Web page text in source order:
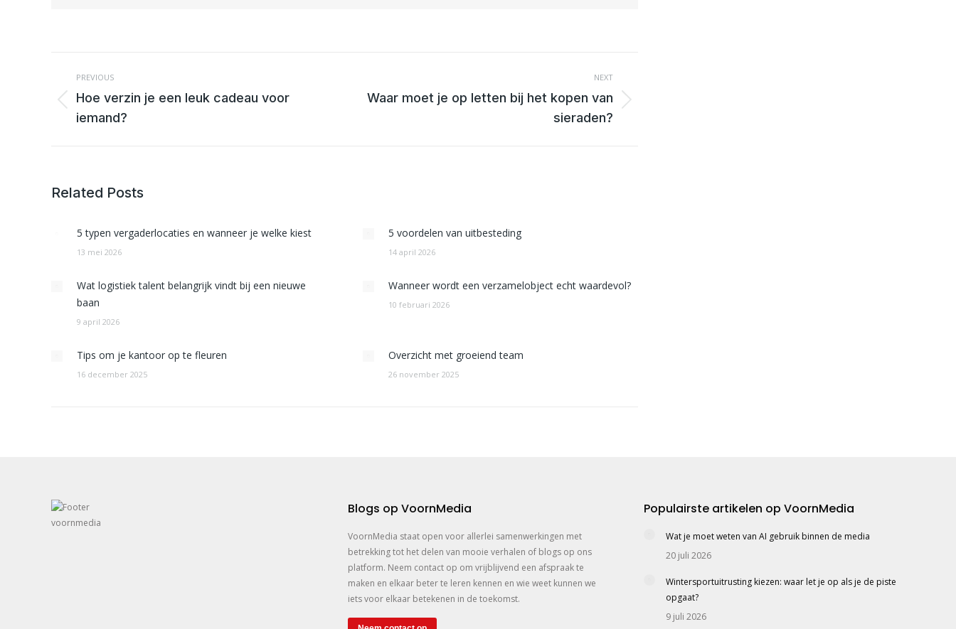
NAVIGATION
PREVIOUS
Previous
post:
Hoe verzin je een leuk cadeau voor
iemand?
NEXT
Next
Waar moet je op letten bij het kopen van
sieraden?
Related Posts
5 typen vergaderlocaties en wanneer je welke kiest
13 mei 2026
5 voordelen van uitbesteding
14 april 2026
Wat logistiek talent belangrijk vindt bij een nieuwe
baan
9 april 2026
Wanneer wordt een verzamelobject echt waardevol?
10 februari 2026
Tips om je kantoor op te fleuren
16 december 2025
Overzicht met groeiend team
26 november 2025
Blogs op VoornMedia
VoornMedia staat open voor allerlei samenwerkingen met
betrekking tot het delen van mooie verhalen of blogs op ons
platform. Neem contact op om vrijblijvend een afspraak te
maken en elkaar beter te leren kennen en wie weet kunnen we
iets voor elkaar betekenen in de toekomst.
Populairste artikelen op VoornMedia
Wat je moet weten van AI gebruik binnen de media
20 juli 2026
Wintersportuitrusting kiezen: waar let je op als je de piste
opgaat?
9 juli 2026